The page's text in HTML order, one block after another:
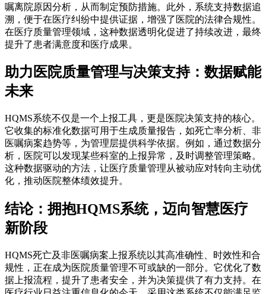
嘱离院原因分析，从而制定预防措施。此外，系统支持数据追
溯，便于在医疗纠纷中提供证据，增强了医院的法律合规性。
在医疗质量管理领域，这种数据透明化促进了持续改进，最终
提升了患者满意度和医疗成果。
助力医院质量管理与决策支持：数据赋能
未来
HQMS系统不仅是一个上报工具，更是医院决策支持的核心。
它收集的标准化数据可用于生成质量报告，如死亡率分析、非
医嘱病案趋势等，为管理层提供科学依据。例如，通过数据分
析，医院可以发现某些科室的上报异常，及时调整管理策略。
这种数据驱动的方法，让医疗质量管理从被动应对转向主动优
化，推动医院整体绩效提升。
结论：拥抱HQMS系统，迈向智慧医疗
新阶段
HQMS死亡及非医嘱病案上报系统以其高准确性、时效性和合
规性，正在成为医院质量管理不可或缺的一部分。它优化了数
据上报流程，提升了患者安全，并为决策提供了有力支持。在